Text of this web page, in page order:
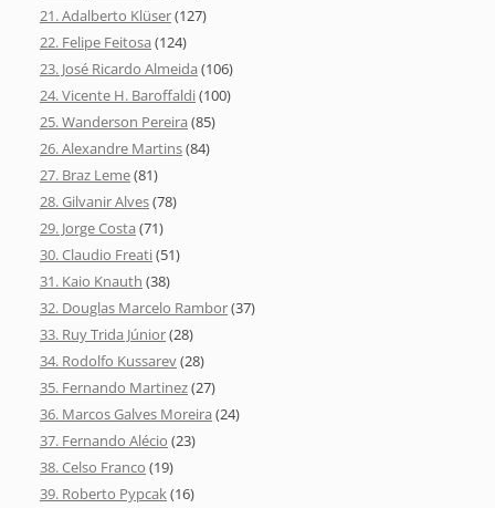
21. Adalberto Klüser(127)
22. Felipe Feitosa (124)
23. José Ricardo Almeida (106)
24. Vicente H. Baroffaldi(100)
25. Wanderson Pereira (85)
26. Alexandre Martins(84)
27. Braz Leme(81)
28. Gilvanir Alves(78)
29. Jorge Costa (71)
30. Claudio Freati(51)
31. Kaio Knauth (38)
32. Douglas Marcelo Rambor(37)
33. Ruy Trida Júnior(28)
34. Rodolfo Kussarev(28)
35. Fernando Martinez(27)
36. Marcos Galves Moreira (24)
37. Fernando Alécio (23)
38. Celso Franco (19)
39. Roberto Pypcak(16)